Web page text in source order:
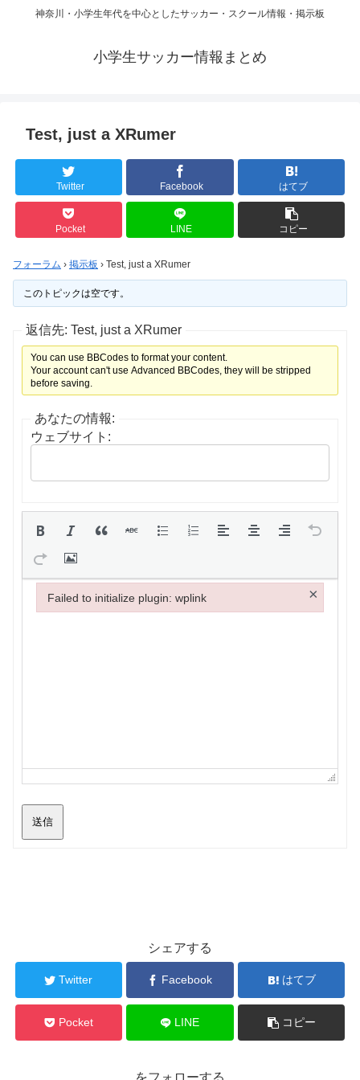
神奈川・小学生年代を中心としたサッカー・スクール情報・掲示板
小学生サッカー情報まとめ
Test, just a XRumer
Twitter Facebook はてブ
Pocket LINE コピー
フォーラム › 掲示板 › Test, just a XRumer
このトピックは空です。
返信先: Test, just a XRumer
You can use BBCodes to format your content.
Your account can't use Advanced BBCodes, they will be stripped
before saving.
あなたの情報:
ウェブサイト:
送信
シェアする
Twitter Facebook はてブ
Pocket LINE コピー
Failed to initialize plugin: wplink ×
Failed to initialize plugin: wplink